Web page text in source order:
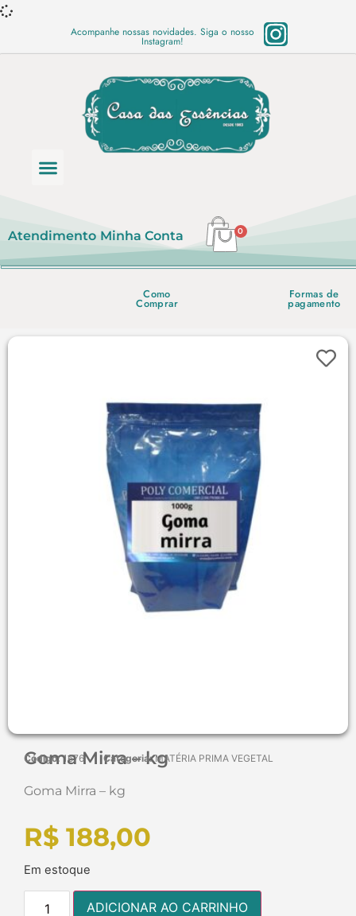
Acompanhe nossas novidades. Siga o nosso
Instagram!
Atendimento Minha Conta 0
Como
Comprar
Formas de
pagamento
Goma Mirra – kg
Código:1676 Categoria: MATÉRIA PRIMA VEGETAL
Goma Mirra – kg
R$ 188,00
Em estoque
ADICIONAR AO CARRINHO